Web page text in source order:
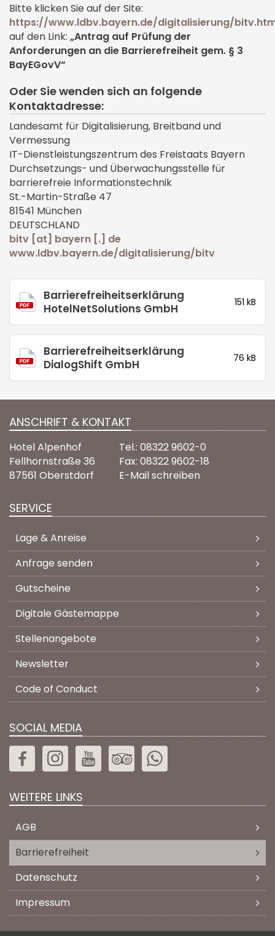
Bitte klicken Sie auf der Site:
https://www.ldbv.bayern.de/digitalisierung/
auf den Link: „Antrag auf Prüfung der
Anforderungen an die Barrierefreiheit gem. § 3
BayEGovV“
Oder Sie wenden sich an folgende
Kontaktadresse:
Landesamt für Digitalisierung, Breitband und
Vermessung
IT-Dienstleistungszentrum des Freistaats Bayern
Durchsetzungs- und Überwachungsstelle für
barrierefreie Informationstechnik
St.-Martin-Straße 47
81541 München
DEUTSCHLAND
bitv [at] bayern [.] de
www.ldbv.bayern.de/digitalisierung/bitv
Barrierefreiheitserklärung
HotelNetSolutions GmbH
151 kB
Barrierefreiheitserklärung
DialogShift GmbH
76 kB
ANSCHRIFT & KONTAKT
Hotel Alpenhof
Fellhornstraße 36
87561 Oberstdorf
Tel.: 08322 9602-0
Fax: 08322 9602-18
E-Mail schreiben
SERVICE
Lage & Anreise
Anfrage senden
Gutscheine
Digitale Gästemappe
Stellenangebote
Newsletter
Code of Conduct
SOCIAL MEDIA
WEITERE LINKS
AGB
Barrierefreiheit
Datenschutz
Impressum